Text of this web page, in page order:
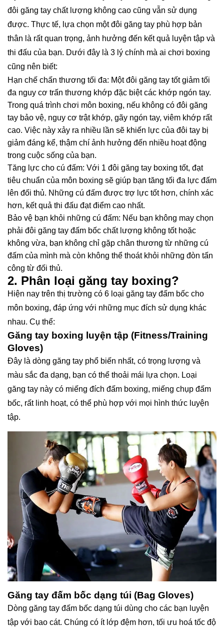
đôi găng tay chất lượng không cao cũng vẫn sử dụng
được. Thực tế, lựa chọn một đôi găng tay phù hợp bản
thân là rất quan trọng, ảnh hưởng đến kết quả luyện tập và
thi đấu của bạn. Dưới đây là 3 lý chính mà ai chơi boxing
cũng nên biết:
Hạn chế chấn thương tối đa: Một đôi găng tay tốt giảm tối
đa nguy cơ trấn thương khớp đặc biệt các khớp ngón tay.
Trong quá trình chơi môn boxing, nếu không có đôi găng
tay bảo vệ, nguy cơ trật khớp, gãy ngón tay, viêm khớp rất
cao. Việc này xảy ra nhiều lần sẽ khiến lực của đôi tay bị
giảm đáng kể, thậm chí ảnh hưởng đến nhiều hoạt động
trong cuộc sống của bạn.
Tăng lực cho cú đấm: Với 1 đôi găng tay boxing tốt, đạt
tiêu chuẩn của môn boxing sẽ giúp bạn tăng tối đa lực đấm
lên đối thủ. Những cú đấm được trợ lực tốt hơn, chính xác
hơn, kết quả thi đấu đạt điểm cao nhất.
Bảo vệ bạn khỏi những cú đấm: Nếu bạn không may chọn
phải đôi găng tay đấm bốc chất lượng không tốt hoặc
không vừa, bạn không chỉ gặp chân thương từ những cú
đấm của mình mà còn không thể thoát khỏi những đòn tấn
công từ đối thủ.
2. Phân loại găng tay boxing?
Hiện nay trên thị trường có 6 loại găng tay đấm bốc cho
môn boxing, đáp ứng với những mục đích sử dụng khác
nhau. Cụ thể:
Găng tay boxing luyện tập (Fitness/Training
Gloves)
Đây là dòng găng tay phổ biến nhất, có trọng lượng và
màu sắc đa dạng, bạn có thể thoải mái lựa chọn. Loại
găng tay này có miếng đích đấm boxing, miếng chụp đấm
bốc, rất linh hoạt, có thể phù hợp với mọi hình thức luyện
tập.
Găng tay đấm bốc dạng túi (Bag Gloves)
Dòng găng tay đấm bốc dạng túi dùng cho các bạn luyện
tập với bao cát. Chúng có ít lớp đệm hơn, tối ưu hoá tốc độ